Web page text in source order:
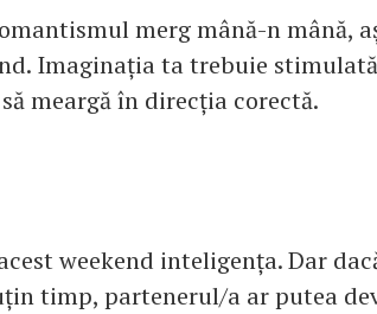
merg mână-n mână,
Imaginația ta trebuie
meargă în direcția corectă.
weekend inteligența. Dar
timp, partenerul/a ar putea